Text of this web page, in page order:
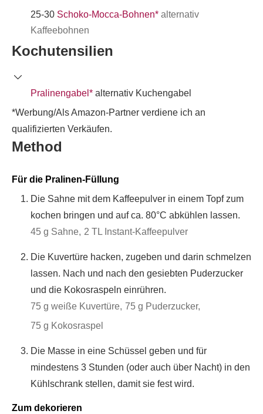
25-30 Schoko-Mocca-Bohnen* alternativ
Kaffeebohnen
Kochutensilien
Pralinengabel* alternativ Kuchengabel
*Werbung/Als Amazon-Partner verdiene ich an
qualifizierten Verkäufen.
Method
Für die Pralinen-Füllung
Die Sahne mit dem Kaffeepulver in einem Topf zum
kochen bringen und auf ca. 80°C abkühlen lassen.
45 g Sahne, 2 TL Instant-Kaffeepulver
Die Kuvertüre hacken, zugeben und darin schmelzen
lassen. Nach und nach den gesiebten Puderzucker
und die Kokosraspeln einrühren.
75 g weiße Kuvertüre, 75 g Puderzucker,
75 g Kokosraspel
Die Masse in eine Schüssel geben und für
mindestens 3 Stunden (oder auch über Nacht) in den
Kühlschrank stellen, damit sie fest wird.
Zum dekorieren